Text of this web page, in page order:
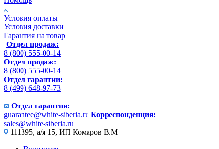
Условия оплаты
Условия доставки
Гарантия на товар
Отдел продаж:
8 (800) 555-00-14
Отдел продаж:
8 (800) 555-00-14
Отдел гарантии:
8 (499) 648-97-73
Отдел гарантии:
guarantee@white-siberia.ru Корреспонденция:
sales@white-siberia.ru
111395, а/я 15, ИП Комаров В.М